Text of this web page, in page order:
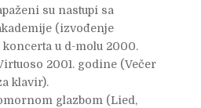
su nastupi sa
(izvođenje
u d-molu 2000.
2001. godine (Večer
klavir).
glazbom (Lied,